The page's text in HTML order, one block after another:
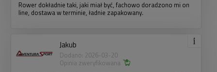
Rower dokładnie taki, jaki miał być, fachowo doradzono mi on
line, dostawa w terminie, ładnie zapakowany.
Jakub
Dodano: 2026-03-20
Opinia zweryfikowana